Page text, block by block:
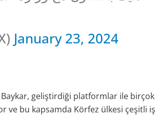
January 23, 2024
Baykar, geliştirdiği platformlar ile birçok
ve bu kapsamda Körfez ülkesi çeşitli iş